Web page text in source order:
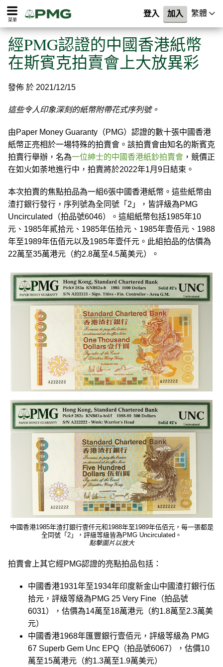
菜單
登入 加入 繁體
經PMG認證的中國香港紙幣
在斯賓克拍賣會上大放異彩
發佈 於 2021/12/15
這些令人印象深刻的紙幣附帶花式序列號。
由Paper Money Guaranty（PMG）認證的數十張中國香港
紙幣正亮相於一場特殊的拍賣會。該拍賣會由知名的斯賓克
拍賣行舉辦，名為一位紳士的中國香港紙鈔拍賣會 ，競價正
在如火如荼地進行中，拍賣將於2022年1月9日結束。
本次拍賣的焦點拍品為一組6張中國香港紙幣。這些紙幣由
渣打銀行發行，序列號為全同號「2」，皆評級為PMG
Uncirculated（拍品號6046）。這組紙幣包括1985年10
元、1985年貳拾元、1985年伍拾元、1985年壹佰元、1988
年至1989年伍佰元以及1985年壹仟元。此組拍品的估價為
22萬至35萬港元（約2.8萬至4.5萬美元）。
中國香港1985年渣打銀行壹仟元和1988年至1989年伍佰元，每一張都是
全同號「2」，評級等級皆為PMG Uncirculated。
點擊圖片以放大
拍賣會上其它經PMG認證的亮點拍品包括：
中國香港1931年至1934年印度新金山中國渣打銀行伍
拾元，評級等級為PMG 25 Very Fine（拍品號
6031），估價為14萬至18萬港元（約1.8萬至2.3萬美
元）
中國香港1968年匯豐銀行壹佰元，評級等級為 PMG
67 Superb Gem Unc EPQ（拍品號6067），估價10
萬至15萬港元（約1.3萬至1.9萬美元）